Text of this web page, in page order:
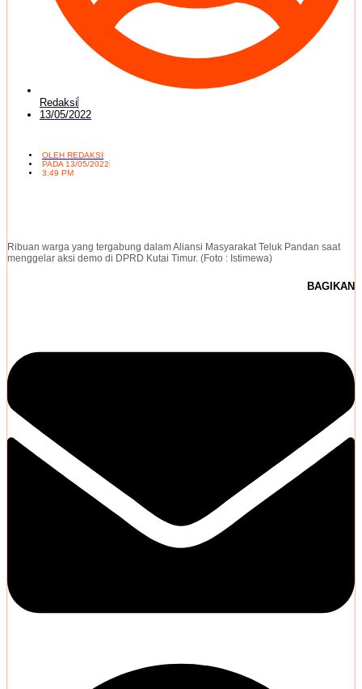
Redaksi
13/05/2022
OLEH REDAKSI
PADA13/05/2022
3:49 PM
Ribuan warga yang tergabung dalam Aliansi Masyarakat Teluk Pandan saat
menggelar aksi demo di DPRD Kutai Timur. (Foto : Istimewa)
BAGIKAN